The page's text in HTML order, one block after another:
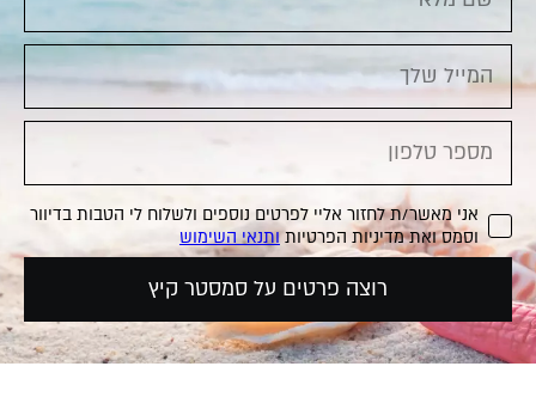
אני מאשר/ת לחזור אליי לפרטים נוספים ולשלוח לי הטבות בדיוור
וסמס ואת מדיניות הפרטיותותנאי השימוש
רוצה פרטים על סמסטר קיץ